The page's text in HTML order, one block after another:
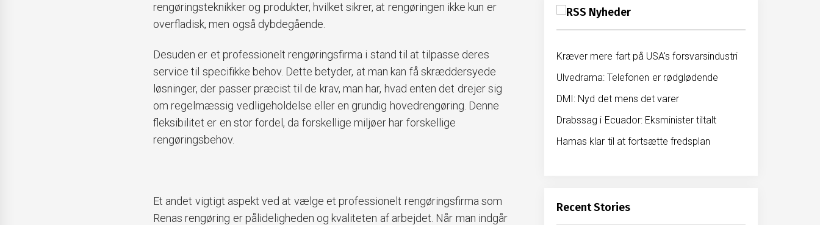
rengøringsteknikker og produkter, hvilket sikrer, at rengøringen ikke kun er
overfladisk, men også dybdegående.
Desuden er et professionelt rengøringsfirma i stand til at tilpasse deres
service til specifikke behov. Dette betyder, at man kan få skræddersyede
løsninger, der passer præcist til de krav, man har, hvad enten det drejer sig
om regelmæssig vedligeholdelse eller en grundig hovedrengøring. Denne
fleksibilitet er en stor fordel, da forskellige miljøer har forskellige
rengøringsbehov.
Et andet vigtigt aspekt ved at vælge et professionelt rengøringsfirma som
Renas rengøring er pålideligheden og kvaliteten af arbejdet. Når man indgår
Nyheder
Kræver mere fart på USA's forsvarsindustri
Ulvedrama: Telefonen er rødglødende
DMI: Nyd det mens det varer
Drabssag i Ecuador: Eksminister tiltalt
Hamas klar til at fortsætte fredsplan
Recent Stories